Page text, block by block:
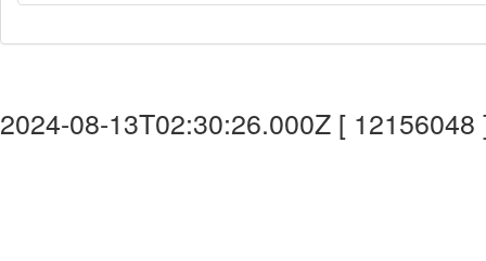
2024-08-13T02:30:26.000Z [ 12156048